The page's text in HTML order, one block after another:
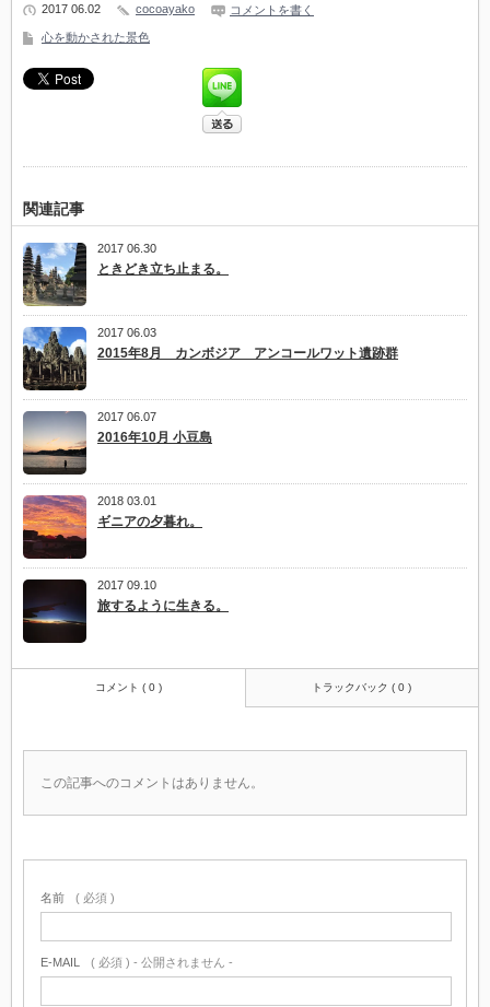
で
開
き
2017 06.02 cocoayako コメントを書く
心を動かされた景色
関連記事
2017 06.30
ときどき立ち止まる。
2017 06.03
2015年8月 カンボジア アンコールワット遺跡群
2017 06.07
2016年10月 小豆島
2018 03.01
ギニアの夕暮れ。
2017 09.10
旅するように生きる。
コメント ( 0 ) トラックバック ( 0 )
この記事へのコメントはありません。
名前 ( 必須 )
E-MAIL ( 必須 ) - 公開されません -